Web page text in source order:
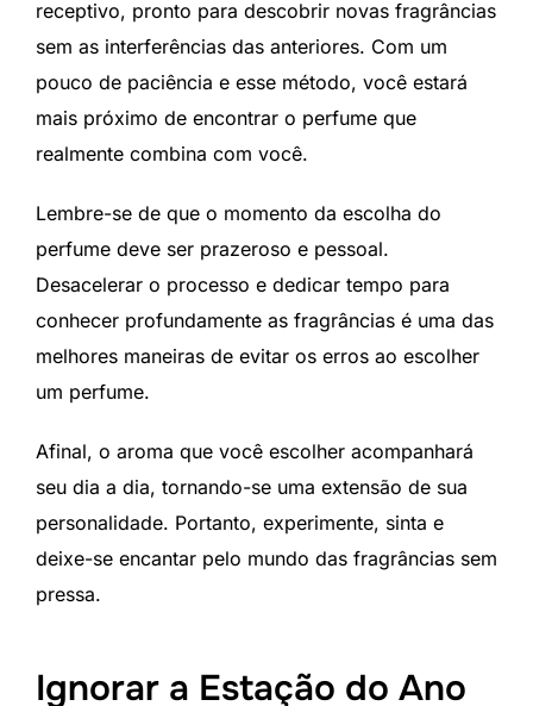
receptivo, pronto para descobrir novas fragrâncias
sem as interferências das anteriores. Com um
pouco de paciência e esse método, você estará
mais próximo de encontrar o perfume que
realmente combina com você.
Lembre-se de que o momento da escolha do
perfume deve ser prazeroso e pessoal.
Desacelerar o processo e dedicar tempo para
conhecer profundamente as fragrâncias é uma das
melhores maneiras de evitar os erros ao escolher
um perfume.
Afinal, o aroma que você escolher acompanhará
seu dia a dia, tornando-se uma extensão de sua
personalidade. Portanto, experimente, sinta e
deixe-se encantar pelo mundo das fragrâncias sem
pressa.
Ignorar a Estação do Ano